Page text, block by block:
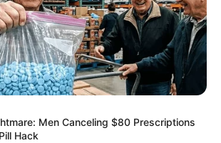
Men Canceling $80 Prescriptions
Hack